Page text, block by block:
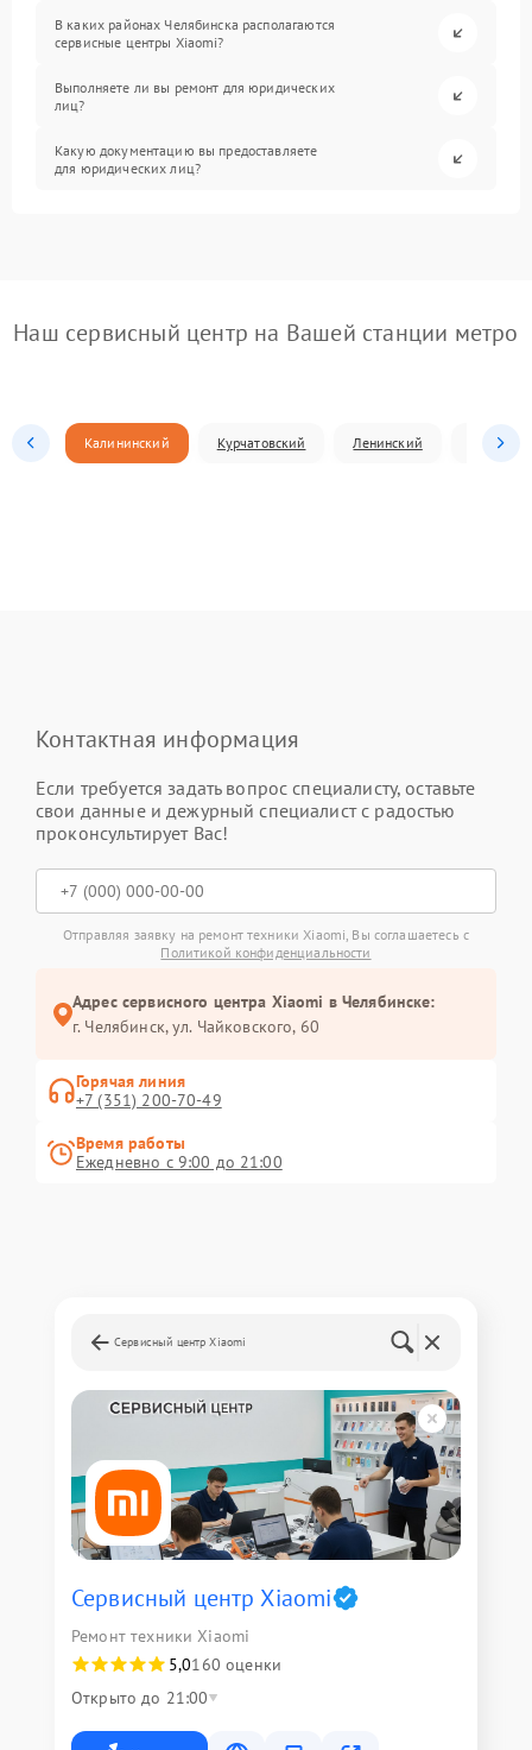
В каких районах Челябинска располагаются
сервисные центры Xiaomi?
Выполняете ли вы ремонт для юридических
лиц?
Какую документацию вы предоставляете
для юридических лиц?
Наш сервисный центр на Вашей станции метро
Калининский Курчатовский Ленинский
Контактная информация
Если требуется задать вопрос специалисту, оставьте
свои данные и дежурный специалист с радостью
проконсультирует Вас!
Отправляя заявку на ремонт техники Xiaomi, Вы соглашаетесь с
Политикой конфиденциальности
Адрес сервисного центра Xiaomi в Челябинске:
г. Челябинск, ул. Чайковского, 60
Горячая линия
+7 (351) 200-70-49
Время работы
Ежедневно с 9:00 до 21:00
Сервисный центр Xiaomi
Сервисный центр Xiaomi
Ремонт техники Xiaomi
5,0160 оценки
Открыто до 21:00